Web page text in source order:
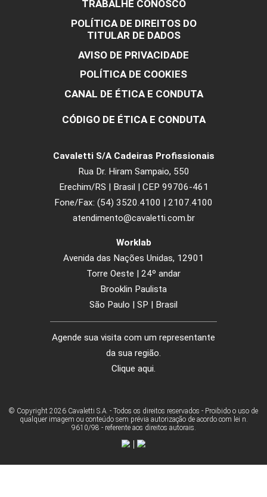
Ergonomia
Sustentabilidade
Certificações
Notícias
Clipping
Info Cavaletti
Nossos Valores
FALE CONOSCO
REPRESENTANTES
TRABALHE CONOSCO
POLÍTICA DE DIREITOS DO
TITULAR DE DADOS
AVISO DE PRIVACIDADE
POLÍTICA DE COOKIES
CANAL DE ÉTICA E CONDUTA
CÓDIGO DE ÉTICA E CONDUTA
Erechim/RS | Brasil | CEP 99706-461
Fone/Fax: (54) 3520.4100 | 2107.4100
atendimento@cavaletti.com.br